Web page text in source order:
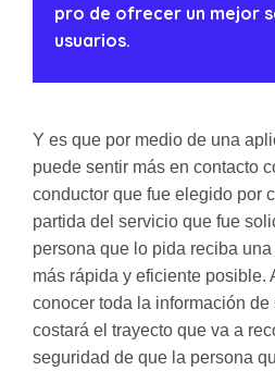
pro de ofrecer un mejor
usuarios.
Y es que por medio de una
puede sentir más en contacto
conductor que fue elegido por
partida del servicio que fue
persona que lo pida reciba
más rápida y eficiente posible.
conocer toda la información
costará el trayecto que va a
seguridad de que la persona